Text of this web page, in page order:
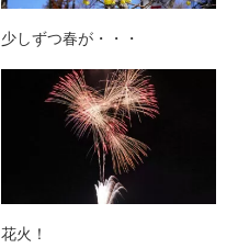
少しずつ春が・・・
花火！